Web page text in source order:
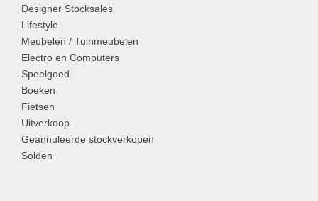
Designer Stocksales
Lifestyle
Meubelen / Tuinmeubelen
Electro en Computers
Speelgoed
Boeken
Fietsen
Uitverkoop
Geannuleerde stockverkopen
Solden